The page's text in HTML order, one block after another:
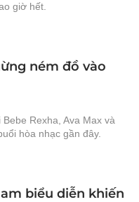
giờ hết.
ném đồ vào
Rexha, Ava Max và
hòa nhạc gần đây.
biểu diễn khiến